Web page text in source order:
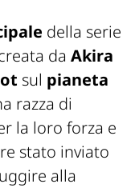
della serie
da Akira
sul pianeta
razza di
la loro forza e
stato inviato
alla